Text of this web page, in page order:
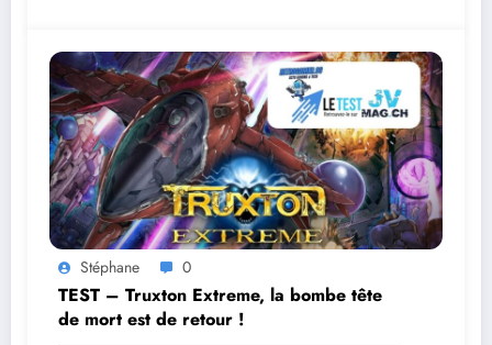
Stéphane 0
TEST – Truxton Extreme, la bombe tête
de mort est de retour !